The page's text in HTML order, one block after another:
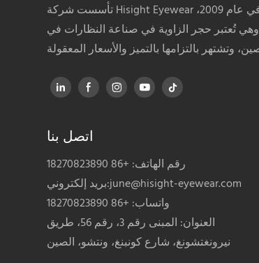
تأسست شركة Hisight Eyewear في عام 2009،
وهي تُعتبر حجر الزاوية في صناعة النظارات في
اتصل بنا
رقم الهاتف: +86 18270823890
بريد إلكتروني:june@hisight-eyewear.com
واتساب: +86 18270823890
العنوان: المبنى رقم 3، رقم 56، طريق
نيرونغتشونغ، شارع كونبنغ، ونتشو، الصين